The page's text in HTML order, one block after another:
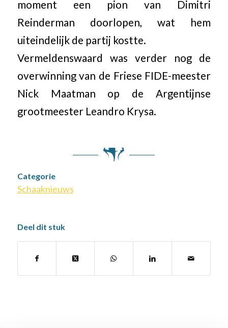
moment een pion van Dimitri
Reinderman doorlopen, wat hem
uiteindelijk de partij kostte.
Vermeldenswaard was verder nog de
overwinning van de Friese FIDE-meester
Nick Maatman op de Argentijnse
grootmeester Leandro Krysa.
Categorie
Schaaknieuws
Deel dit stuk